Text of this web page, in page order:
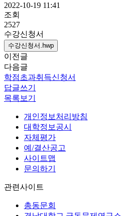
2022-10-19 11:41
조회
2527
수강신청서
수강신청서.hwp
이전글
다음글
학점초과취득신청서
답글쓰기
목록보기
개인정보처리방침
대학정보공시
자체평가
예/결산공고
사이트맵
문의하기
관련사이트
총동문회